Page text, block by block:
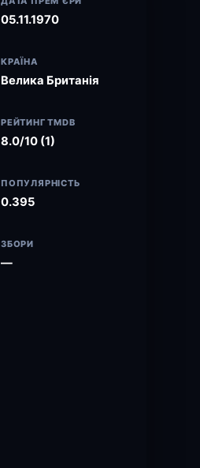
05.11.1970
КРАЇНА
Велика Британія
РЕЙТИНГ TMDB
8.0/10 (1)
ПОПУЛЯРНІСТЬ
0.395
ЗБОРИ
—